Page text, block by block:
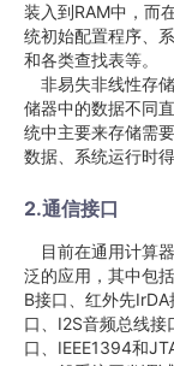
装入到RAM中，而
统初始配置程序、
和各类查找表等。
非易失非线性存
储器中的数据不同
统中主要来存储需
数据、系统运行时
2.通信接口
目前在通用计算
泛的应用，其中包
B接口、红外先
口、I2S音频总线
口、IEEE1394和